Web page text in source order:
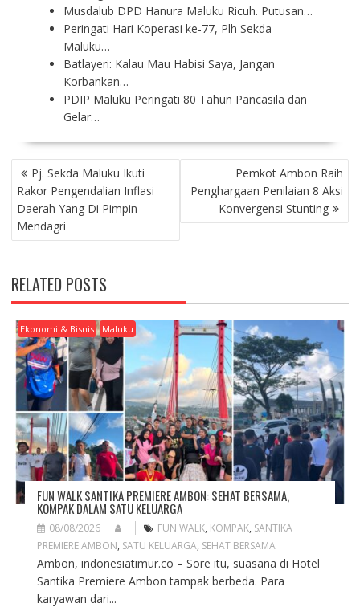
Musdalub DPD Hanura Maluku Ricuh. Putusan…
Peringati Hari Koperasi ke-77, Plh Sekda
Maluku…
Batlayeri: Kalau Mau Habisi Saya, Jangan
Korbankan…
PDIP Maluku Peringati 80 Tahun Pancasila dan
Gelar…
P
O
S
T
N
V
I
G
A
T
O
Pj. Sekda Maluku Ikuti
Rakor Pengendalian Inflasi
Daerah Yang Di Pimpin
Mendagri
Pemkot Ambon Raih
Penghargaan Penilaian 8 Aksi
Konvergensi Stunting
RELATED POSTS
Ekonomi & Bisnis Maluku
FUN WALK SANTIKA PREMIERE AMBON: SEHAT BERSAMA,
KOMPAK DALAM SATU KELUARGA
08/08/2026 FUN WALK, KOMPAK, SANTIKA
PREMIERE AMBON, SATU KELUARGA, SEHAT BERSAMA
Ambon, indonesiatimur.co – Sore itu, suasana di Hotel
Santika Premiere Ambon tampak berbeda. Para
karyawan dari...